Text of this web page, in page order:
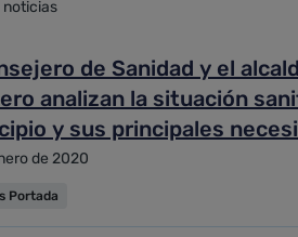
noticias
de Sanidad y el
analizan la situación
y sus principales
de 2020
Portada